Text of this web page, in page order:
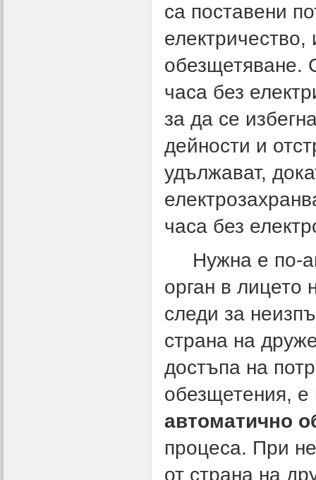
са поставени
електричество,
обезщетяване.
часа без
за да се
дейности и
удължават,
часа без
Нужна е по-
орган в лицето
следи за
страна на
достъпа на
обезщетения,
автоматично
процеса. При
от страна на